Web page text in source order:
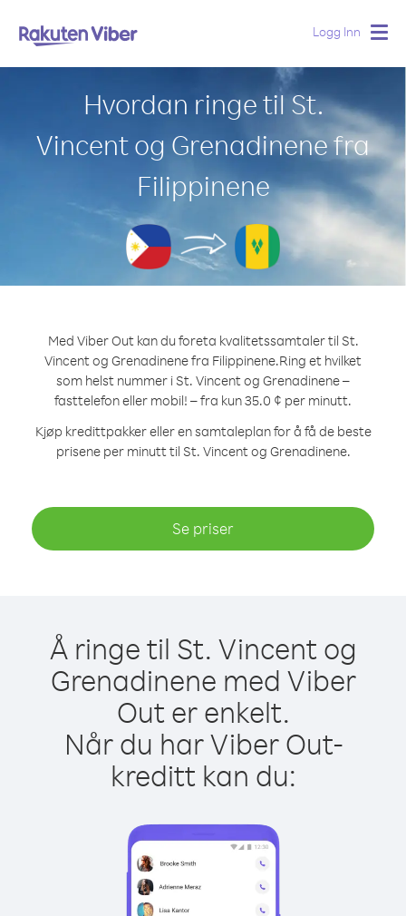
Logg Inn
Hvordan ringe til St.
Vincent og Grenadinene fra
Filippinene
Med Viber Out kan du foreta kvalitetssamtaler til St.
Vincent og Grenadinene fra Filippinene.Ring et hvilket
som helst nummer i St. Vincent og Grenadinene –
fasttelefon eller mobil! – fra kun 35.0 ¢ per minutt.
Kjøp kredittpakker eller en samtaleplan for å få de beste
prisene per minutt til St. Vincent og Grenadinene.
Se priser
Å ringe til St. Vincent og
Grenadinene med Viber
Out er enkelt.
Når du har Viber Out-
kreditt kan du: